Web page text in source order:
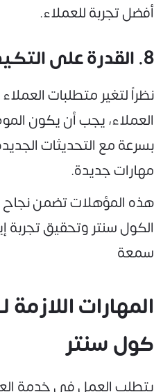
أفضل تجربة للعملاء.
8. القدرة على التكيف والتعلم المستمر
نظراً لتغير متطلبات
العملاء، يجب أن يكون
بسرعة مع التحديثات
مهارات جديدة.
هذه المؤهلات تضمن
الكول سنتر وتحقيق تجربة
سمعة
المهارات
كول سنتر
يتطلب العمل في خدمة